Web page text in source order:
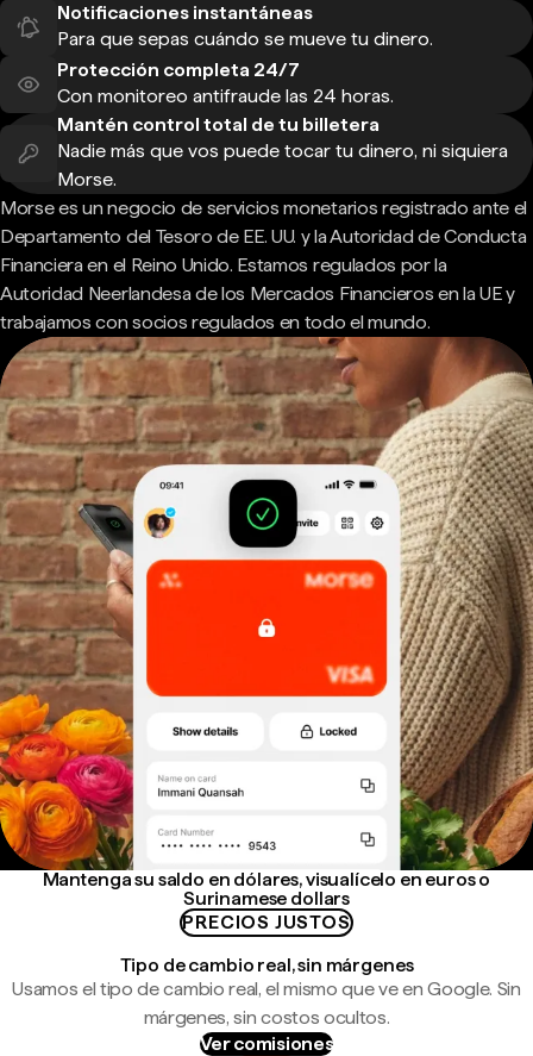
Notificaciones instantáneas
Para que sepas cuándo se mueve tu dinero.
Protección completa 24/7
Con monitoreo antifraude las 24 horas.
Mantén control total de tu billetera
Nadie más que vos puede tocar tu dinero, ni siquiera
Morse.
Morse es un negocio de servicios monetarios registrado ante el
Departamento del Tesoro de EE. UU. y la Autoridad de Conducta
Financiera en el Reino Unido. Estamos regulados por la
Autoridad Neerlandesa de los Mercados Financieros en la UE y
trabajamos con socios regulados en todo el mundo.
Mantenga su saldo en dólares, visualícelo en euros o
Surinamese dollars
PRECIOS JUSTOS
Tipo de cambio real, sin márgenes
Usamos el tipo de cambio real, el mismo que ve en Google. Sin
márgenes, sin costos ocultos.
Ver comisiones